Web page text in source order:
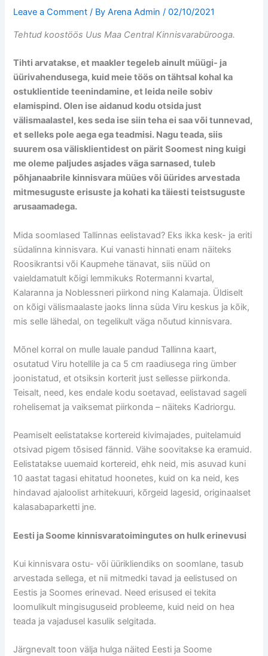
Leave a Comment / ByArena Admin/02/10/2021
Tehtud koostöös Uus Maa Central Kinnisvarabürooga.
Tihti arvatakse, et maakler tegeleb ainult müügi- ja
üürivahendusega, kuid meie töös on tähtsal kohal ka
ostuklientide teenindamine, et leida neile sobiv
elamispind. Olen ise aidanud kodu otsida just
välismaalastel, kes seda ise siin teha ei saa või tunnevad,
et selleks pole aega ega teadmisi. Nagu teada, siis
suurem osa välisklientidest on pärit Soomest ning kuigi
me oleme paljudes asjades väga sarnased, tuleb
põhjanaabrile kinnisvara müües või üürides arvestada
mitmesuguste erisuste ja kohati ka täiesti teistsuguste
arusaamadega.
Mida soomlased Tallinnas eelistavad? Eks ikka kesk- ja eriti
südalinna kinnisvara. Kui vanasti hinnati enam näiteks
Roosikrantsi või Kaupmehe tänavat, siis nüüd on
vaieldamatult kõigi lemmikuks Rotermanni kvartal,
Kalaranna ja Noblessneri piirkond ning Kalamaja. Üldiselt
on kõigi välismaalaste jaoks linna süda Viru keskus ja kõik,
mis selle lähedal, on tegelikult väga nõutud kinnisvara.
Mõnel korral on mulle lauale pandud Tallinna kaart,
osutatud Viru hotellile ja ca 5 cm raadiusega ring ümber
joonistatud, et otsiksin korterit just sellesse piirkonda.
Teisalt, need, kes endale kodu soetavad, eelistavad sageli
rohelisemat ja vaiksemat piirkonda – näiteks Kadriorgu.
Peamiselt eelistatakse kortereid kivimajades, puitelamuid
otsivad pigem tõsised fännid. Vähe soovitakse ka eramuid.
Eelistatakse uuemaid kortereid, ehk neid, mis asuvad kuni
10 aastat tagasi ehitatud hoonetes, kuid on ka neid, kes
hindavad ajaloolist arhitekuuri, kõrgeid lagesid, originaalset
kalasabaparketti jne.
Eesti ja Soome kinnisvaratoimingutes on hulk erinevusi
Kui kinnisvara ostu- või üürikliendiks on soomlane, tasub
arvestada sellega, et nii mitmedki tavad ja eelistused on
Eestis ja Soomes erinevad. Need erisused ei tekita
loomulikult mingisuguseid probleeme, kuid neid on hea
teada ja vajadusel kasulik selgitada.
Järgnevalt toon välja hulga näited Eesti ja Soome